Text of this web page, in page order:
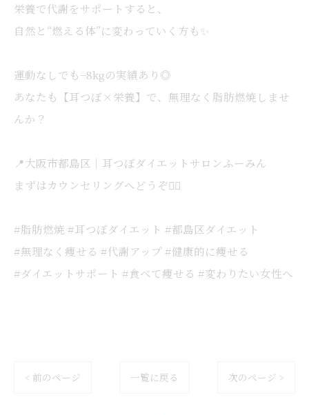
栄養で代謝をサポートすると、
自然と“燃える体”に変わっていく方も✨
運動なしでも−8kgの実績あり◎
あなたも【耳つぼ×栄養】で、無理なく脂肪燃焼しませ
んか？
📍大阪市都島区｜耳つぼダイエットサロンふーみん
まずはカウンセリングへどうぞ💁‍♀️
#脂肪燃焼 #耳つぼダイエット #都島区ダイエット
#無理なく痩せる #代謝アップ #健康的に痩せる
#ダイエットサポート #食べて痩せる #変わりたい女性へ
< 前のページ 一覧に戻る 次のページ >